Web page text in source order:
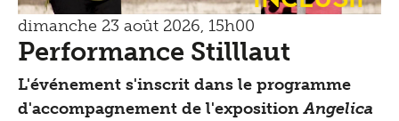
dimanche 23 août 2026, 15h00
Performance Stilllaut
L'événement s'inscrit dans le programme
d'accompagnement de l'expositionAngelica